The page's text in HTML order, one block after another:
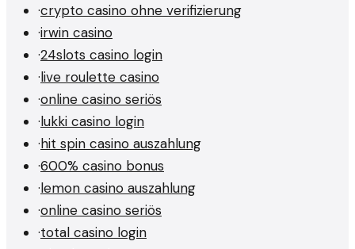
·crypto casino ohne verifizierung
·irwin casino
·24slots casino login
·live roulette casino
·online casino seriös
·lukki casino login
·hit spin casino auszahlung
·600% casino bonus
·lemon casino auszahlung
·online casino seriös
·total casino login